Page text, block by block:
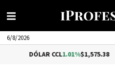
6/8/2026
1.01%$1,575.38